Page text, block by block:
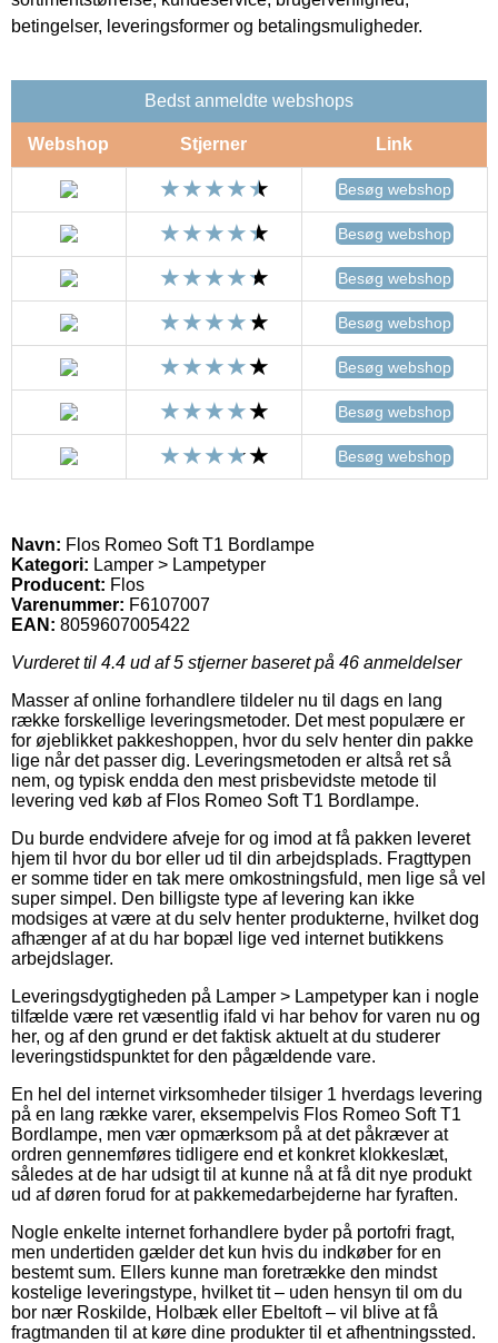
betingelser, leveringsformer og betalingsmuligheder.
Bedst anmeldte webshops
Webshop Stjerner Link
Besøg webshop
Besøg webshop
Besøg webshop
Besøg webshop
Besøg webshop
Besøg webshop
Besøg webshop
Navn: Flos Romeo Soft T1 Bordlampe
Kategori: Lamper > Lampetyper
Producent: Flos
Varenummer: F6107007
EAN: 8059607005422
Vurderet til 4.4 ud af 5 stjerner baseret på 46 anmeldelser
Masser af online forhandlere tildeler nu til dags en lang
række forskellige leveringsmetoder. Det mest populære er
for øjeblikket pakkeshoppen, hvor du selv henter din pakke
lige når det passer dig. Leveringsmetoden er altså ret så
nem, og typisk endda den mest prisbevidste metode til
levering ved køb af Flos Romeo Soft T1 Bordlampe.
Du burde endvidere afveje for og imod at få pakken leveret
hjem til hvor du bor eller ud til din arbejdsplads. Fragttypen
er somme tider en tak mere omkostningsfuld, men lige så vel
super simpel. Den billigste type af levering kan ikke
modsiges at være at du selv henter produkterne, hvilket dog
afhænger af at du har bopæl lige ved internet butikkens
arbejdslager.
Leveringsdygtigheden på Lamper > Lampetyper kan i nogle
tilfælde være ret væsentlig ifald vi har behov for varen nu og
her, og af den grund er det faktisk aktuelt at du studerer
leveringstidspunktet for den pågældende vare.
En hel del internet virksomheder tilsiger 1 hverdags levering
på en lang række varer, eksempelvis Flos Romeo Soft T1
Bordlampe, men vær opmærksom på at det påkræver at
ordren gennemføres tidligere end et konkret klokkeslæt,
således at de har udsigt til at kunne nå at få dit nye produkt
ud af døren forud for at pakkemedarbejderne har fyraften.
Nogle enkelte internet forhandlere byder på portofri fragt,
men undertiden gælder det kun hvis du indkøber for en
bestemt sum. Ellers kunne man foretrække den mindst
kostelige leveringstype, hvilket tit – uden hensyn til om du
bor nær Roskilde, Holbæk eller Ebeltoft – vil blive at få
fragtmanden til at køre dine produkter til et afhentningssted.